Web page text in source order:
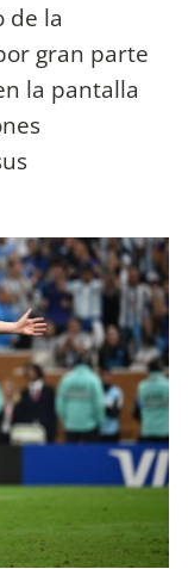
de la
gran parte
la pantalla